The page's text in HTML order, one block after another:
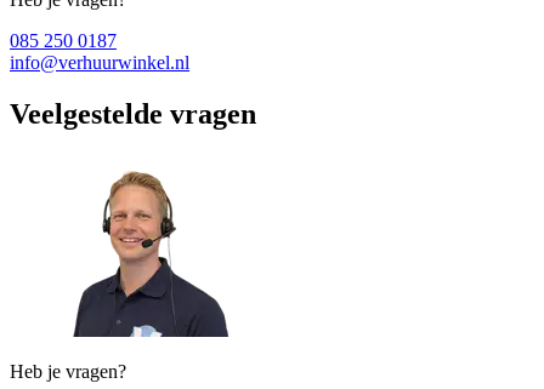
085 250 0187
info@verhuurwinkel.nl
Veelgestelde vragen
Heb je vragen?